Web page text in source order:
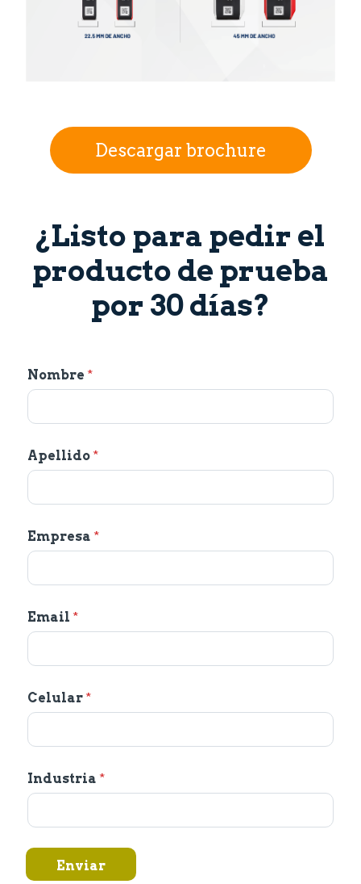
Descargar brochure
¿Listo para pedir el
producto de prueba
por 30 días?
Nombre *
Apellido *
Empresa *
Email *
Celular *
Industria *
Enviar